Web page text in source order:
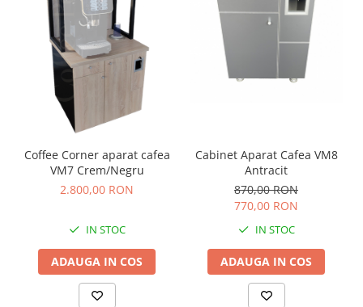
înălțime, în funcție de spațiul disponibil în locație și de
dimensiunea aparatului.
Pachetul de două cabinete pentru cafea poate fi
achiziționat la un preț avantajos.
Coffee Corner aparat cafea
VM7 Crem/Negru
2.800,00 RON
IN STOC
ADAUGA IN COS
Cabinet Aparat Cafea VM8
Antracit
870,00 RON
770,00 RON
IN STOC
ADAUGA IN COS